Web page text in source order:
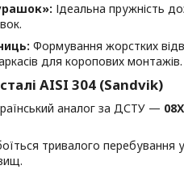
Ідеальна пружність
Формування жорстких
для коропових монтажів.
AISI 304 (Sandvik)
аналог за ДСТУ —
тривалого перебування у